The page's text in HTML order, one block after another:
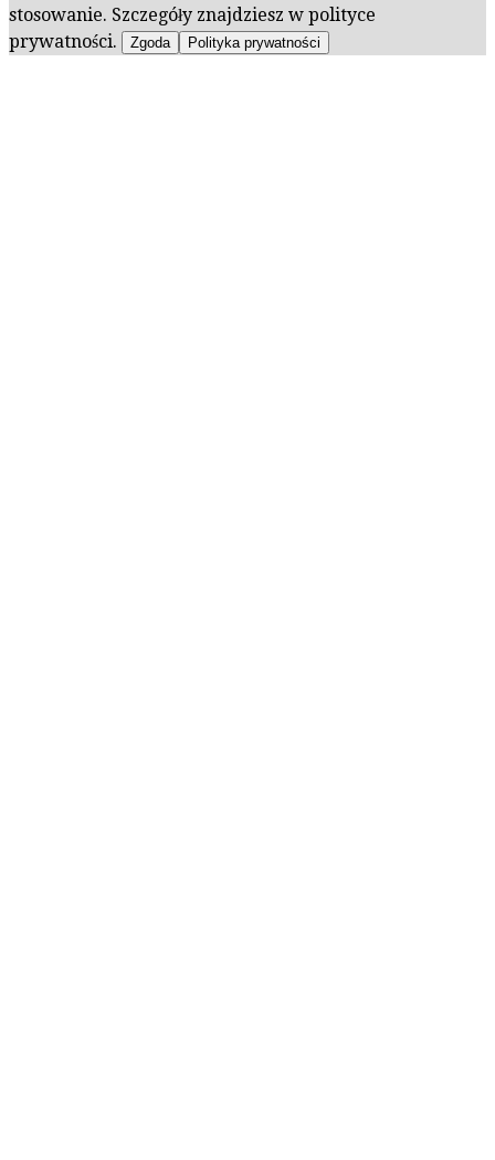
stosowanie. Szczegóły znajdziesz w polityce
prywatności.
Zgoda Polityka prywatności